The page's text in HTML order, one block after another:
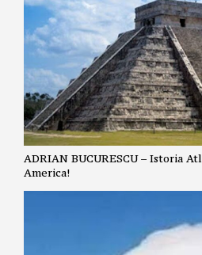
ADRIAN BUCURESCU – Istoria
America!